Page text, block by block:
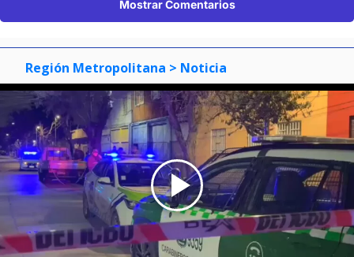
Mostrar Comentarios
Región Metropolitana > Noticia